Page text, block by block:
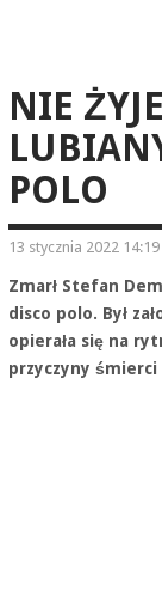
NIE
POLO
13 stycznia 2022 14:19
Zmarł Stefan
disco polo. Był
opierała się na
przyczyny